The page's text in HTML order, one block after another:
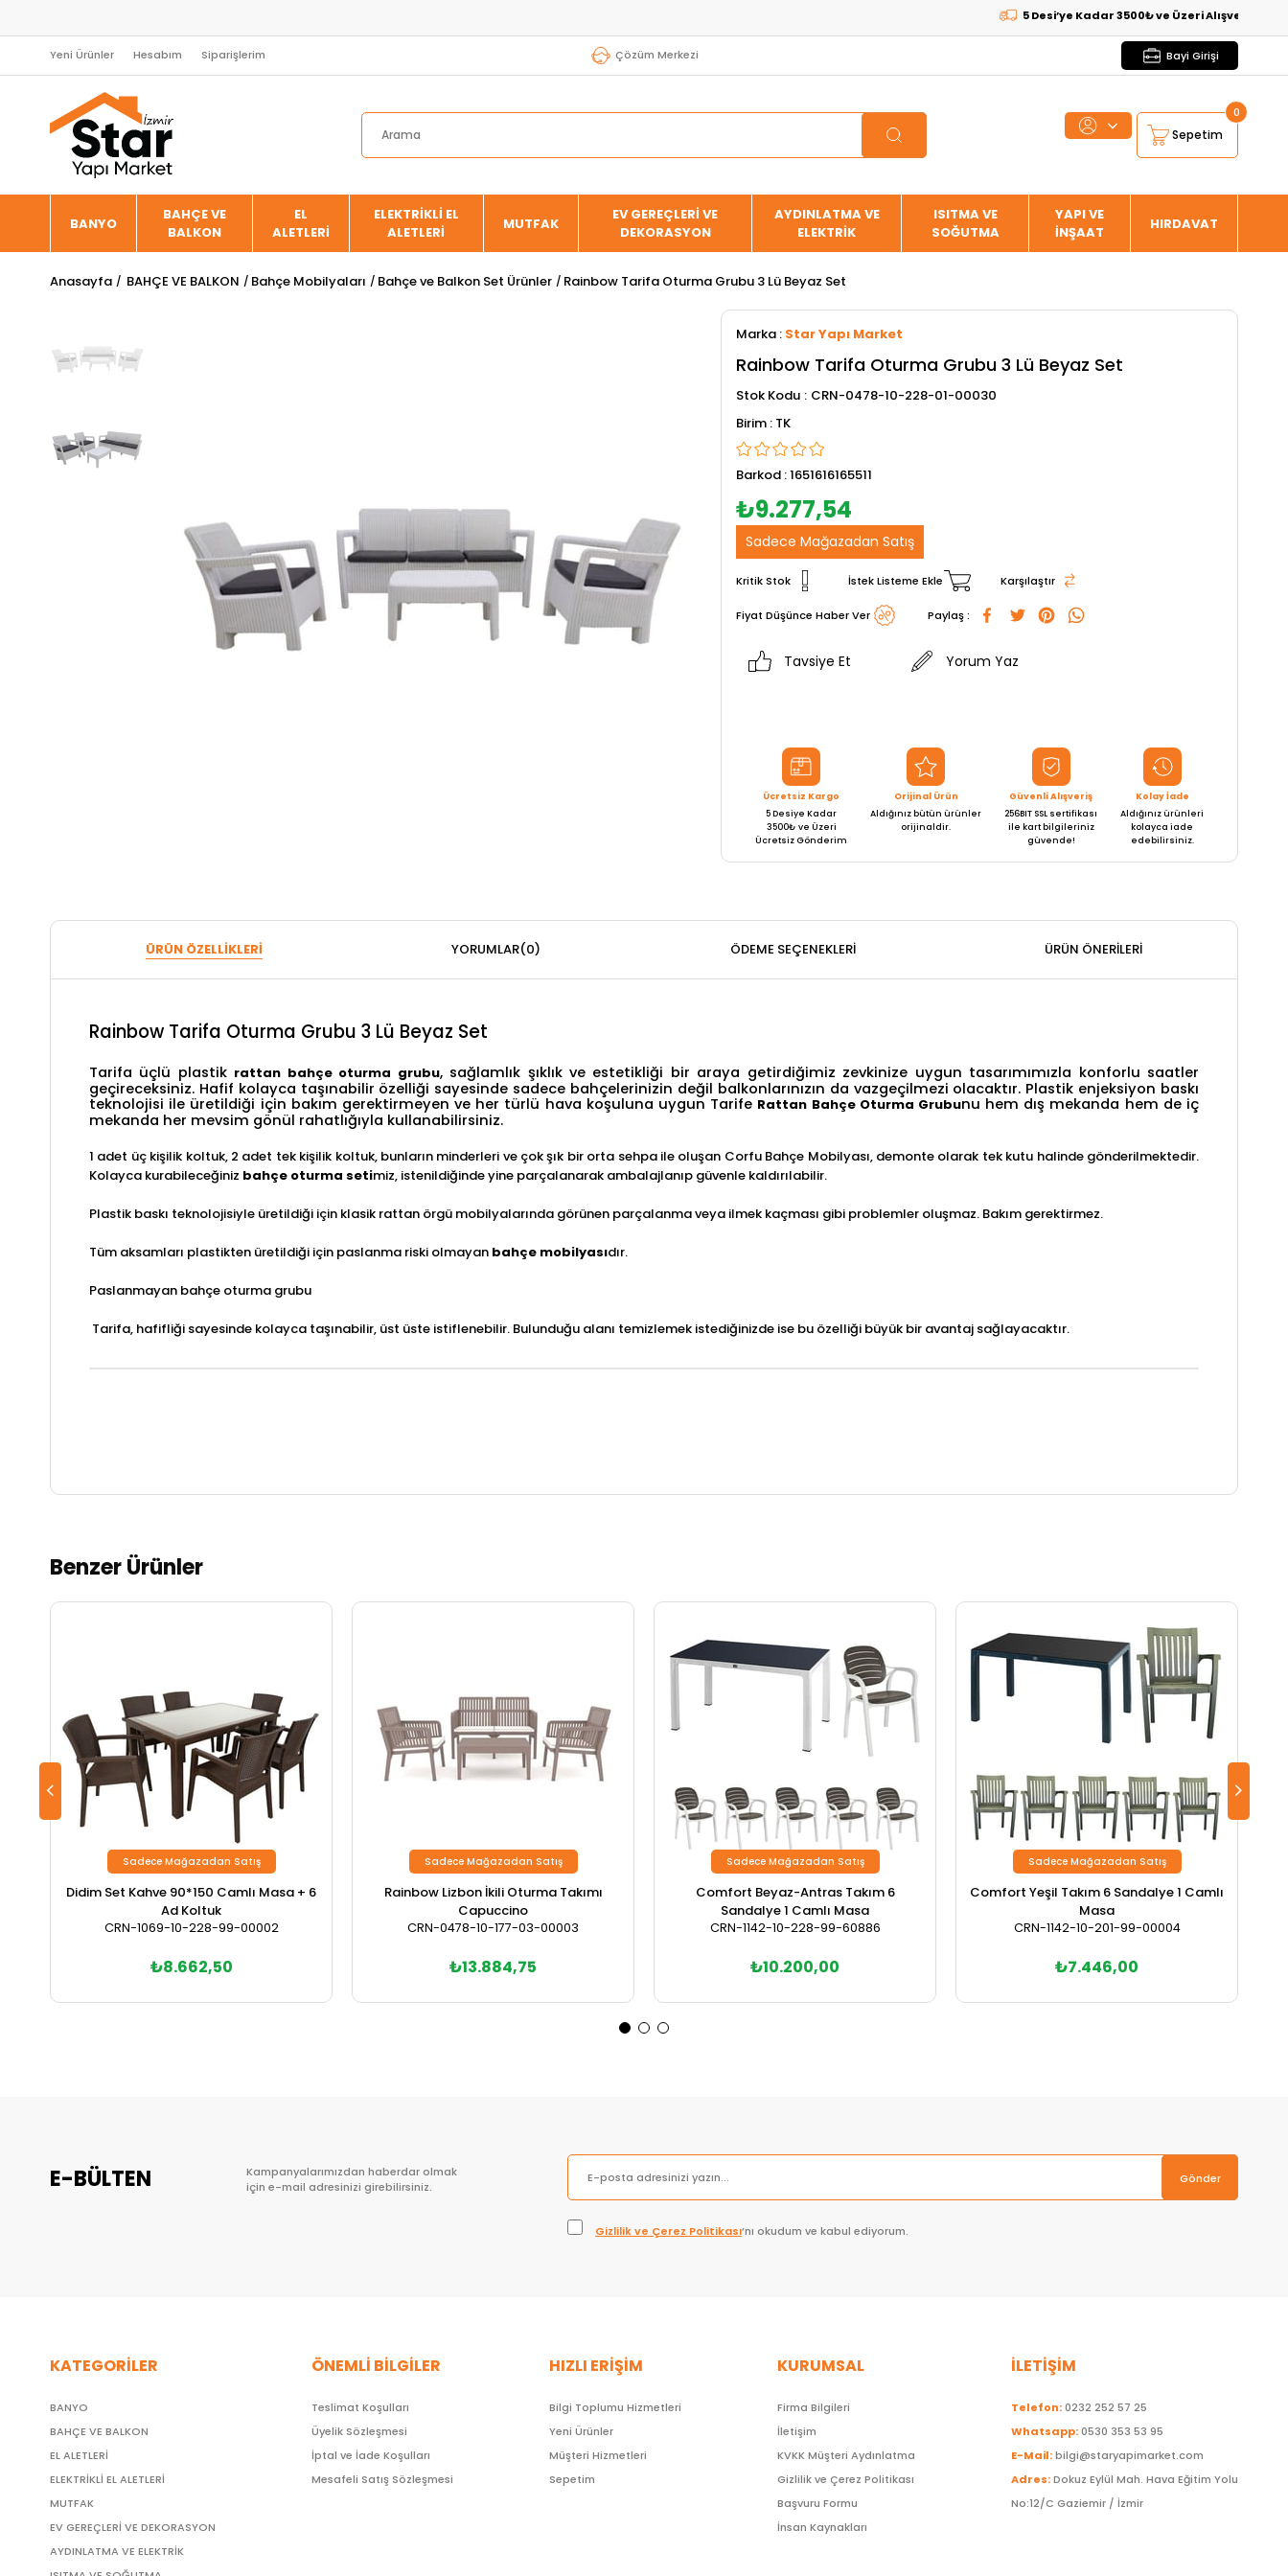
5 Desi’ye Kadar 3500₺ ve Üzeri Alışverişlerde
Yeni Ürünler Hesabım Siparişlerim Çözüm Merkezi Bayi Girişi
Sepetim
0
BANYO
BAHÇE VE
BALKON
EL
ALETLERİ
ELEKTRİKLİ EL
ALETLERİ
MUTFAK
EV GEREÇLERİ VE
DEKORASYON
AYDINLATMA VE
ELEKTRİK
ISITMA VE
SOĞUTMA
YAPI VE
İNŞAAT
HIRDAVAT
Anasayfa BAHÇE VE BALKON Bahçe Mobilyaları Bahçe ve Balkon Set Ürünler Rainbow Tarifa Oturma Grubu 3 Lü Beyaz Set
Marka : Star Yapı Market
Rainbow Tarifa Oturma Grubu 3 Lü Beyaz Set
Stok Kodu
CRN-0478-10-228-01-00030
TK
Barkod :1651616165511
₺9.277,54
Sadece Mağazadan Satış
Kritik Stok İstek Listeme Ekle Karşılaştır
Fiyat Düşünce Haber Ver Paylaş :
Tavsiye Et Yorum Yaz
Ücretsiz Kargo
5 Desiye Kadar
3500₺ ve Üzeri
Ücretsiz Gönderim
Orijinal Ürün
Aldığınız bütün ürünler
orijinaldir.
Güvenli Alışveriş
256BIT SSL sertifikası
ile kart bilgileriniz
güvende!
Kolay İade
Aldığınız ürünleri
kolayca iade
edebilirsiniz.
ÜRÜN ÖZELLIKLERI YORUMLAR(0) ÖDEME SEÇENEKLERI ÜRÜN ÖNERILERI
Rainbow Tarifa Oturma Grubu 3 Lü Beyaz Set
Tarifa üçlü plastik rattan bahçe oturma grubu, sağlamlık şıklık ve estetikliği bir araya getirdiğimiz zevkinize uygun tasarımımızla konforlu saatler
geçireceksiniz. Hafif kolayca taşınabilir özelliği sayesinde sadece bahçelerinizin değil balkonlarınızın da vazgeçilmezi olacaktır. Plastik enjeksiyon baskı
teknolojisi ile üretildiği için bakım gerektirmeyen ve her türlü hava koşuluna uygun Tarife Rattan Bahçe Oturma Grubunu hem dış mekanda hem de iç
mekanda her mevsim gönül rahatlığıyla kullanabilirsiniz.
1 adet üç kişilik koltuk, 2 adet tek kişilik koltuk, bunların minderleri ve çok şık bir orta sehpa ile oluşan Corfu Bahçe Mobilyası, demonte olarak tek kutu halinde gönderilmektedir.
Kolayca kurabileceğiniz bahçe oturma setimiz, istenildiğinde yine parçalanarak ambalajlanıp güvenle kaldırılabilir.
Plastik baskı teknolojisiyle üretildiği için klasik rattan örgü mobilyalarında görünen parçalanma veya ilmek kaçması gibi problemler oluşmaz. Bakım gerektirmez.
Tüm aksamları plastikten üretildiği için paslanma riski olmayan bahçe mobilyasıdır.
Paslanmayan bahçe oturma grubu
Tarifa, hafifliği sayesinde kolayca taşınabilir, üst üste istiflenebilir. Bulunduğu alanı temizlemek istediğinizde ise bu özelliği büyük bir avantaj sağlayacaktır.
Benzer Ürünler
Didim Set Kahve 90*150 Camlı Masa + 6
Ad Koltuk
CRN-1069-10-228-99-00002
₺8.662,50
Sadece Mağazadan Satış
Rainbow Lizbon İkili Oturma Takımı
Capuccino
CRN-0478-10-177-03-00003
₺13.884,75
Sadece Mağazadan Satış
Comfort Beyaz-Antras Takım 6
Sandalye 1 Camlı Masa
CRN-1142-10-228-99-60886
₺10.200,00
Sadece Mağazadan Satış
Comfort Yeşil Takım 6 Sandalye 1 Camlı
Masa
CRN-1142-10-201-99-00004
₺7.446,00
Sadece Mağazadan Satış
E-BÜLTEN
Kampanyalarımızdan haberdar olmak
için e-mail adresinizi girebilirsiniz.
Gönder
Gizlilik ve Çerez Politikası’nı okudum ve kabul ediyorum.
KATEGORİLER
BANYO
BAHÇE VE BALKON
EL ALETLERİ
ELEKTRİKLİ EL ALETLERİ
MUTFAK
EV GEREÇLERİ VE DEKORASYON
AYDINLATMA VE ELEKTRİK
ÖNEMLİ BİLGİLER
Teslimat Koşulları
Üyelik Sözleşmesi
İptal ve İade Koşulları
Mesafeli Satış Sözleşmesi
HIZLI ERİŞİM
Bilgi Toplumu Hizmetleri
Yeni Ürünler
Müşteri Hizmetleri
Sepetim
KURUMSAL
Firma Bilgileri
İletişim
KVKK Müşteri Aydınlatma
Gizlilik ve Çerez Politikası
Başvuru Formu
İnsan Kaynakları
İLETİŞİM
Telefon:0232 252 57 25
Whatsapp:0530 353 53 95
E-Mail:bilgi@staryapimarket.com
Adres:Dokuz Eylül Mah. Hava Eğitim Yolu
No:12/C Gaziemir / İzmir